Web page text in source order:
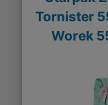
Tornister
Worek